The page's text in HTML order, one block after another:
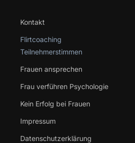
Kontakt
Flirtcoaching
Teilnehmerstimmen
Frauen ansprechen
Frau verführen Psychologie
Kein Erfolg bei Frauen
Impressum
Datenschutzerklärung